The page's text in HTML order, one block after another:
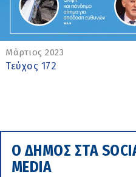
Μάρτιος 2023
Τεύχος 172
Ο ΔΗΜΟΣ ΣΤΑ
MEDIA